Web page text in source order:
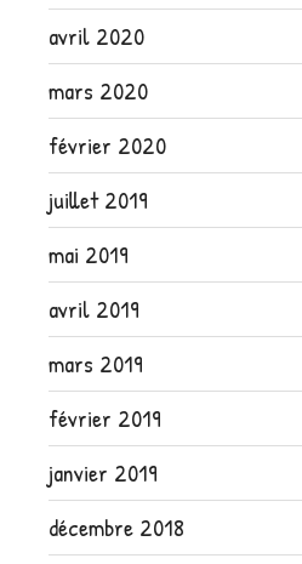
avril 2020
mars 2020
février 2020
juillet 2019
mai 2019
avril 2019
mars 2019
février 2019
janvier 2019
décembre 2018